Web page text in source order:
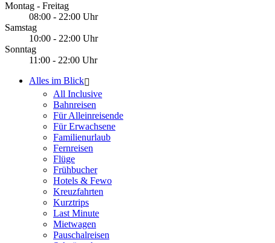
Montag - Freitag
08:00 - 22:00 Uhr
Samstag
10:00 - 22:00 Uhr
Sonntag
11:00 - 22:00 Uhr
Alles im Blick
All Inclusive
Bahnreisen
Für Alleinreisende
Für Erwachsene
Familienurlaub
Fernreisen
Flüge
Frühbucher
Hotels & Fewo
Kreuzfahrten
Kurztrips
Last Minute
Mietwagen
Pauschalreisen